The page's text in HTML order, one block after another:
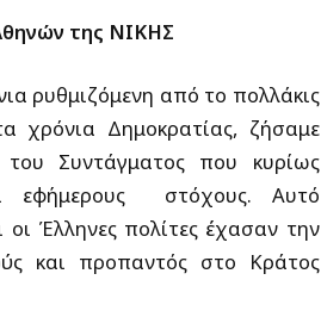
της ΝΙΚΗΣ
ρυθμιζόμενη από το πολλάκις
χρόνια Δημοκρατίας, ζήσαμε
του Συντάγματος που κυρίως
εφήμερους
στόχους. Αυτό
Έλληνες πολίτες έχασαν την
και προπαντός στο Κράτος